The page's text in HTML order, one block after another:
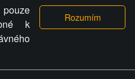
fotografii nebo video na
fotografie, videa nebo
okolnost uplatnit vůči
na náhradu škody nebo
újmy.
k